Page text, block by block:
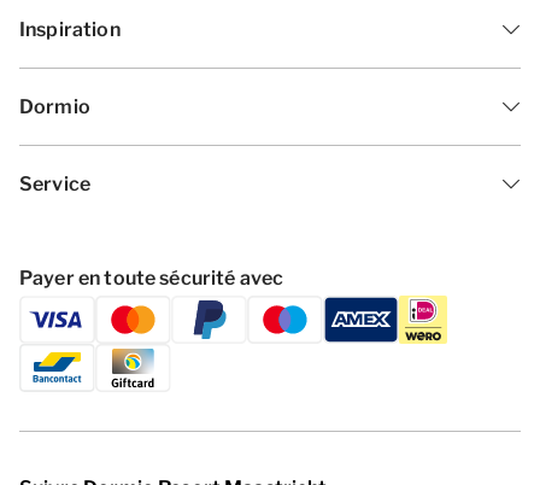
Inspiration
Dormio
Service
Payer en toute sécurité avec